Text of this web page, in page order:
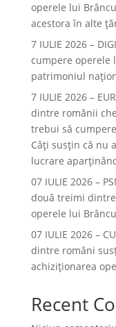
operele lui
acestora în alte
7 IULIE 2026 –
cumpere operele
patrimoniul
7 IULIE 2026 –
dintre românii
trebui să
Câți susțin că nu
lucrare
07 IULIE 2026 –
două treimi
operele lui
07 IULIE 2026 –
dintre români
achiziționarea
Recent